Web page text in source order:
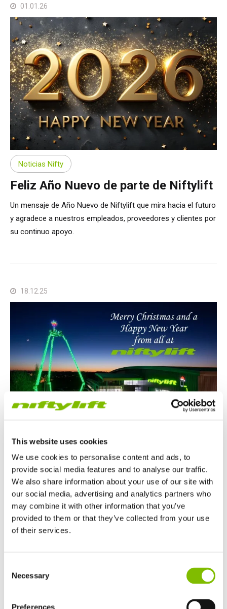
This website uses cookies
We use cookies to personalise content and ads, to
provide social media features and to analyse our traffic.
We also share information about your use of our site with
our social media, advertising and analytics partners who
may combine it with other information that you’ve
provided to them or that they’ve collected from your use
of their services.
Selection
Necessary
Preferences
01.01.26
Noticias Nifty
Feliz Año Nuevo de parte de Niftylift
Un mensaje de Año Nuevo de Niftylift que mira hacia el futuro
y agradece a nuestros empleados, proveedores y clientes por
su continuo apoyo.
18.12.25
Feliz Navidad de parte de Niftylift
Un mensaje festivo de Niftylift para desear una Feliz Navidad
y un Próspero Año Nuevo a nuestros empleados,
proveedores y clientes.
03.09.25
Estados Unidos de América
Francia